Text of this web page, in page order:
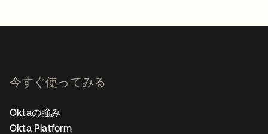
今すぐ使ってみる
Oktaの強み
Okta Platform